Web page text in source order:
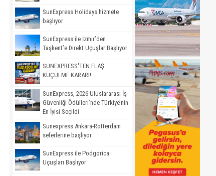
SunExpress Holidays hizmete
başlıyor
SunExpress ile İzmir’den
Taşkent’e Direkt Uçuşlar Başlıyor
SUNEXPRESS'TEN FLAŞ
KÜÇÜLME KARARI!
SunExpress, 2026 Uluslararası İş
Güvenliği Ödülleri’nde Türkiye’nin
En İyisi Seçildi
Sunexpress Ankara-Rotterdam
seferlerine başlıyor
SunExpress ile Podgorica
Uçuşları Başlıyor